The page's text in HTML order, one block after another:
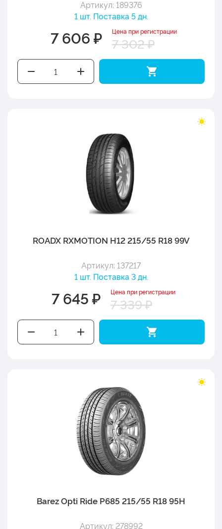
Артикул: 189376
1 шт. Поставка 5 дн.
7 606 ₽ Цена при регистрации
7 302 ₽
ROADX RXMOTION H12 215/55 R18 99V
Артикул: 137217
1 шт. Поставка 3 дн.
7 645 ₽ Цена при регистрации
7 339 ₽
Barez Opti Ride P685 215/55 R18 95H
Артикул: 278992